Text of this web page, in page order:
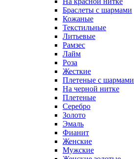
Браслеты с шармами
Кожаные
Текстильные
Литьевые
Рамзес
Лайм
Роза
Жесткие
Плетеные с шармами
На черной нитке
Плетеные
Серебро
Золото
Эмаль
Фианит
Женские
Мужские